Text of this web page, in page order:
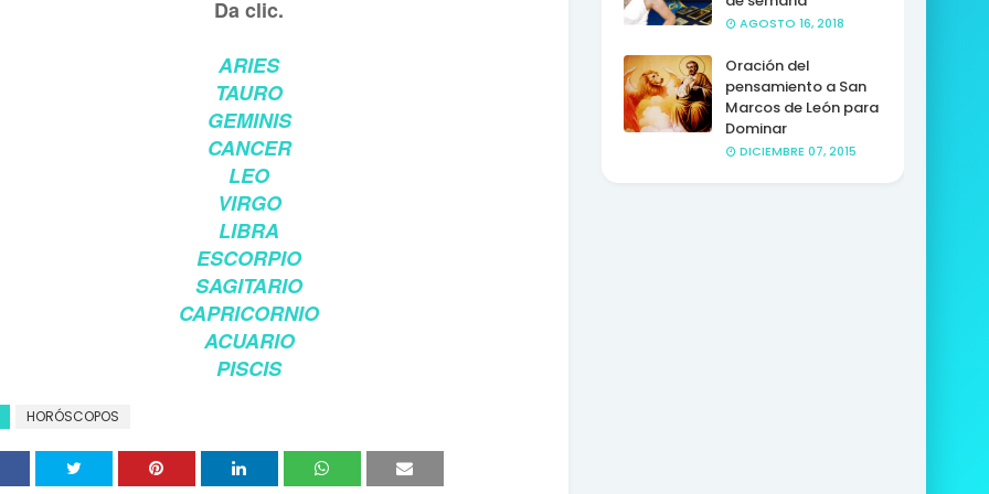
Da clic.
ARIES
TAURO
GEMINIS
CANCER
LEO
VIRGO
LIBRA
ESCORPIO
SAGITARIO
CAPRICORNIO
ACUARIO
PISCIS
HORÓSCOPOS
AGOSTO 16, 2018
Oración del
pensamiento a San
Marcos de León para
Dominar
DICIEMBRE 07, 2015